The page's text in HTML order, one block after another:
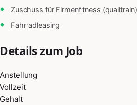
Zuschuss für Firmenfitness (qualitrain)
Fahrradleasing
Details zum Job
Anstellung
Vollzeit
Gehalt